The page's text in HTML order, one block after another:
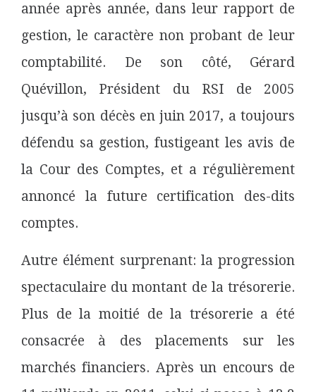
année après année, dans leur rapport de
gestion, le caractère non probant de leur
comptabilité. De son côté, Gérard
Quévillon, Président du RSI de 2005
jusqu’à son décès en juin 2017, a toujours
défendu sa gestion, fustigeant les avis de
la Cour des Comptes, et a régulièrement
annoncé la future certification des-dits
comptes.
Autre élément surprenant: la progression
spectaculaire du montant de la trésorerie.
Plus de la moitié de la trésorerie a été
consacrée à des placements sur les
marchés financiers. Après un encours de